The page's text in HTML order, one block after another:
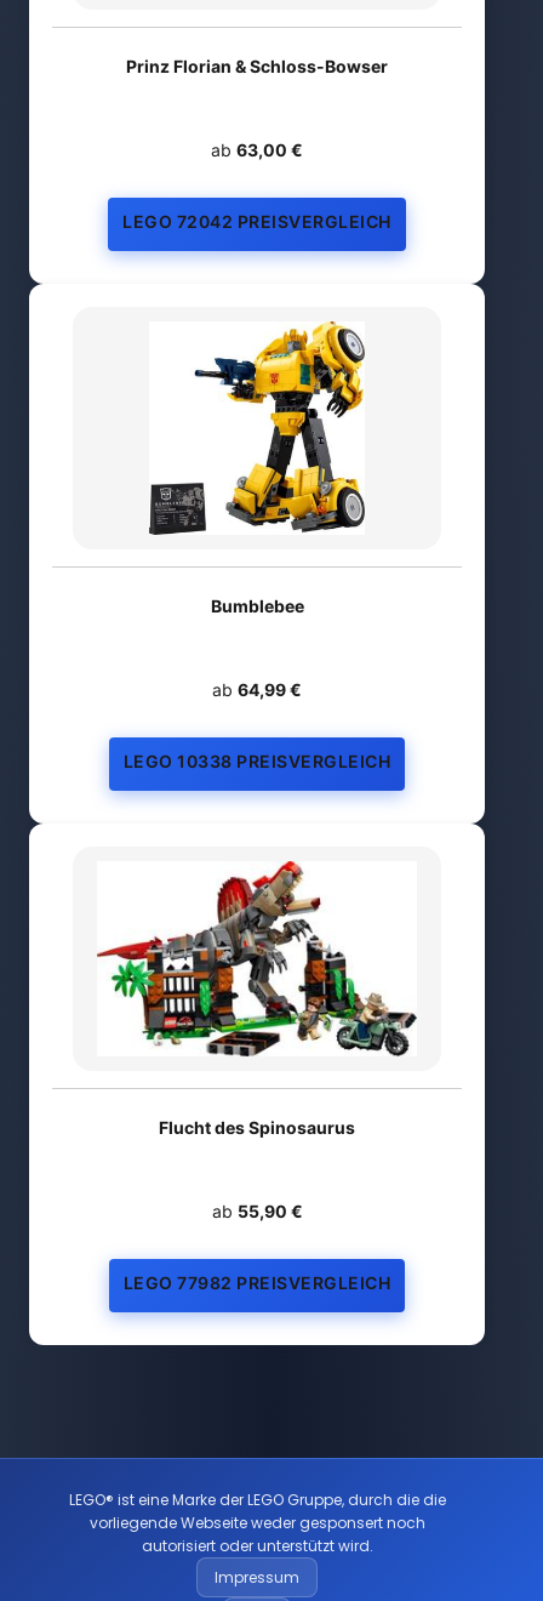
Prinz Florian & Schloss-Bowser
ab 63,00 €
LEGO 72042 PREISVERGLEICH
Bumblebee
ab 64,99 €
LEGO 10338 PREISVERGLEICH
Flucht des Spinosaurus
ab 55,90 €
LEGO 77982 PREISVERGLEICH
LEGO® ist eine Marke der LEGO Gruppe, durch die die
vorliegende Webseite weder gesponsert noch
autorisiert oder unterstützt wird.
Impressum